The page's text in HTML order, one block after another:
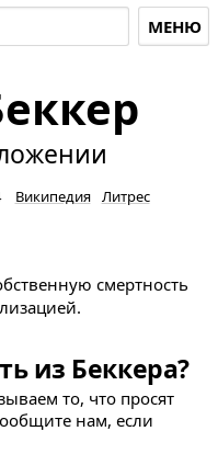
МЕНЮ
Википедия Литрес
смертность
из Беккера?
то, что просят
нам, если